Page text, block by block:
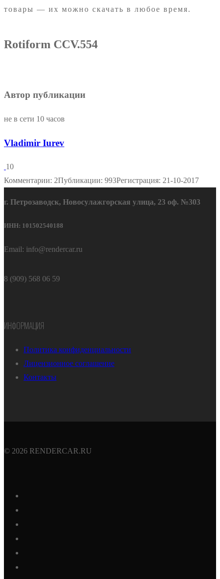
товары — их можно скачать в любое время.
Rotiform CCV.554
Автор публикации
не в сети 10 часов
Vladimir Iurev
10
Комментарии: 2Публикации: 993Регистрация: 21-10-2017
г. Петрозаводск, Новосулажгорская улица, 23 оф. №303
ИНН: 101502540188
Email: info@rendercar.ru
8 (909) 568 06 59
ИНФОРМАЦИЯ
Политика конфиденциальности
Лицензионное соглашение
Контакты
© 2026 RENDERCAR.RU